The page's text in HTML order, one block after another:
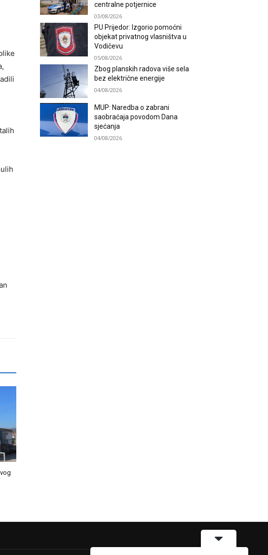
centralne potjernice
03/08/2026
PU Prijedor: Izgorio pomoćni
objekat privatnog vlasništva u
Vodičevu
05/08/2026
Zbog planskih radova više sela
bez električne energije
04/08/2026
MUP: Naredba o zabrani
saobraćaja povodom Dana
sjećanja
04/08/2026